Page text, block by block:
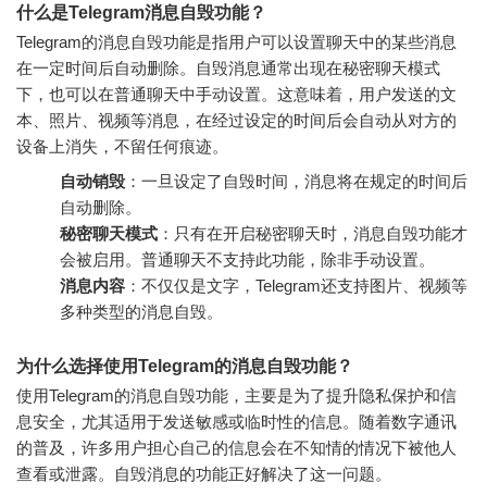
什么是Telegram消息自毁功能？
Telegram的消息自毁功能是指用户可以设置聊天中的某些消息
在一定时间后自动删除。自毁消息通常出现在秘密聊天模式
下，也可以在普通聊天中手动设置。这意味着，用户发送的文
本、照片、视频等消息，在经过设定的时间后会自动从对方的
设备上消失，不留任何痕迹。
自动销毁 ：一旦设定了自毁时间，消息将在规定的时间后
自动删除。
秘密聊天模式 ：只有在开启秘密聊天时，消息自毁功能才
会被启用。普通聊天不支持此功能，除非手动设置。
消息内容 ：不仅仅是文字，Telegram还支持图片、视频等
多种类型的消息自毁。
为什么选择使用Telegram的消息自毁功能？
使用Telegram的消息自毁功能，主要是为了提升隐私保护和信
息安全，尤其适用于发送敏感或临时性的信息。随着数字通讯
的普及，许多用户担心自己的信息会在不知情的情况下被他人
查看或泄露。自毁消息的功能正好解决了这一问题。